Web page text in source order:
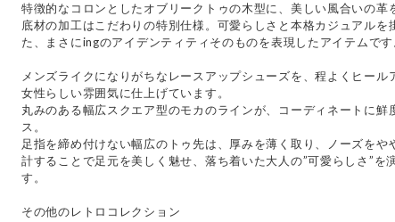
特徴的なコロンとしたオブリークトゥの木型に、美しい風合いの革
底材の加工はこだわりの特別仕様。可愛らしさと本格カジュアルを
た、まさにingのアイデンティティそのものを表現したアイテムです
メンズライクになりがちなレースアップシューズを、程よくヒール
女性らしい雰囲気に仕上げています。
丸みのある幅広スクエア型のモカのラインが、コーディネートに鮮
ス。
足指を締め付けない幅広のトゥ先は、厚みを薄く取り、ノーズをや
計することで足元を美しく魅せ、落ち着いた大人の”可愛らしさ”を
す。
その他のレトロコレクション